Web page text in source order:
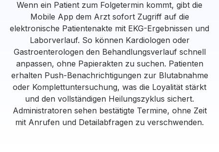
Wenn ein Patient zum Folgetermin kommt, gibt die
Mobile App dem Arzt sofort Zugriff auf die
elektronische Patientenakte mit EKG-Ergebnissen und
Laborverlauf. So können Kardiologen oder
Gastroenterologen den Behandlungsverlauf schnell
anpassen, ohne Papierakten zu suchen. Patienten
erhalten Push-Benachrichtigungen zur Blutabnahme
oder Komplettuntersuchung, was die Loyalität stärkt
und den vollständigen Heilungszyklus sichert.
Administratoren sehen bestätigte Termine, ohne Zeit
mit Anrufen und Detailabfragen zu verschwenden.